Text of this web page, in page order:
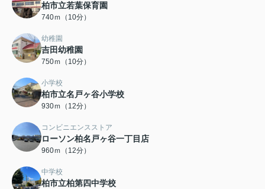
柏市立若葉保育園
740ｍ（10分）
幼稚園
吉田幼稚園
750ｍ（10分）
小学校
柏市立名戸ヶ谷小学校
930ｍ（12分）
コンビニエンスストア
ローソン柏名戸ヶ谷一丁目店
960ｍ（12分）
中学校
柏市立柏第四中学校